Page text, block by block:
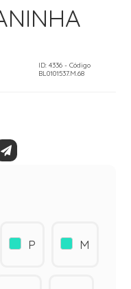
ID: 4336 - Código
BL0101537.M.68
P M